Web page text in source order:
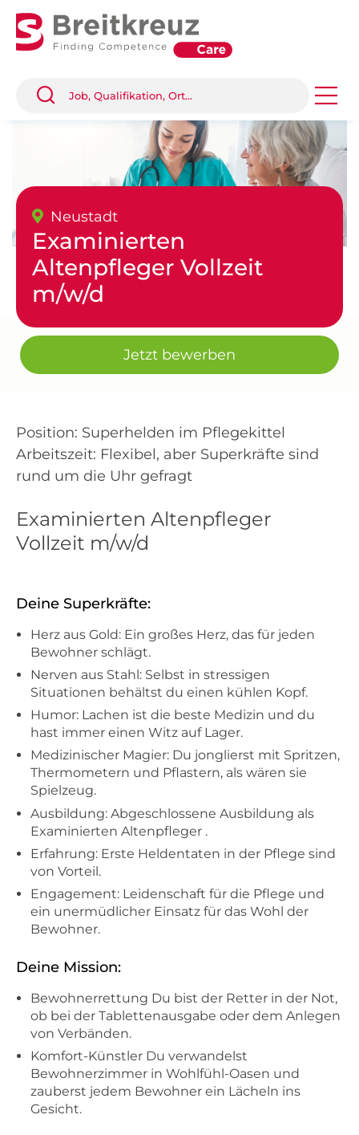
Neustadt
Examinierten
Altenpfleger Vollzeit
m/w/d
Jetzt bewerben
Position: Superhelden im Pflegekittel
Arbeitszeit: Flexibel, aber Superkräfte sind
rund um die Uhr gefragt
Examinierten Altenpfleger
Vollzeit m/w/d
Deine Superkräfte:
Herz aus Gold: Ein großes Herz, das für jeden
Bewohner schlägt.
Nerven aus Stahl: Selbst in stressigen
Situationen behältst du einen kühlen Kopf.
Humor: Lachen ist die beste Medizin und du
hast immer einen Witz auf Lager.
Medizinischer Magier: Du jonglierst mit Spritzen,
Thermometern und Pflastern, als wären sie
Spielzeug.
Ausbildung: Abgeschlossene Ausbildung als
Examinierten Altenpfleger .
Erfahrung: Erste Heldentaten in der Pflege sind
von Vorteil.
Engagement: Leidenschaft für die Pflege und
ein unermüdlicher Einsatz für das Wohl der
Bewohner.
Deine Mission:
Bewohnerrettung Du bist der Retter in der Not,
ob bei der Tablettenausgabe oder dem Anlegen
von Verbänden.
Komfort-Künstler Du verwandelst
Bewohnerzimmer in Wohlfühl-Oasen und
zauberst jedem Bewohner ein Lächeln ins
Gesicht.